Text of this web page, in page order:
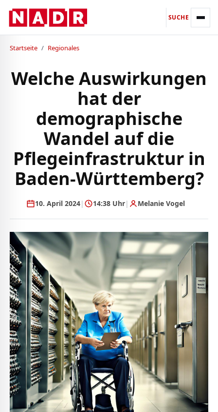
SUCHE
Startseite / Regionales
Welche Auswirkungen
hat der
demographische
Wandel auf die
Pflegeinfrastruktur in
Baden-Württemberg?
10. April 2024| 14:38 Uhr| Melanie Vogel